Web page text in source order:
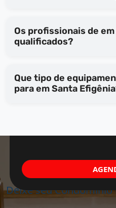
Os profissionais de em Santa Efigênia são
qualificados?
Que tipo de
para em Santa
Deixe seu